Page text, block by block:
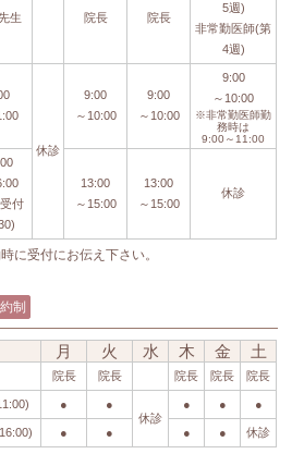
生 院長 院長
5週)
非常勤医師(第
4週)
休診
9:00
～10:00
9:00
～10:00
9:00
～10:00
※非常勤医師勤
務時は
9:00～11:00
付
13:00
～15:00
13:00
～15:00
休診
に受付にお伝え下さい。
制
月 火 水 木 金 土
院長 院長 院長 院長 院長
●
●
休診
● ● ●
● ● ● ● 休診